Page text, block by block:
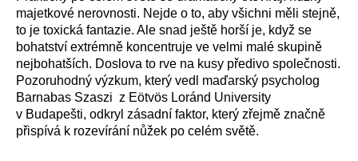
majetkové nerovnosti. Nejde o to, aby všichni měli stejně,
to je toxická fantazie. Ale snad ještě horší je, když se
bohatství extrémně koncentruje ve velmi malé skupině
nejbohatších. Doslova to rve na kusy předivo společnosti.
Pozoruhodný výzkum, který vedl maďarský psycholog
Barnabas Szaszi z Eötvös Loránd University
v Budapešti, odkryl zásadní faktor, který zřejmě značně
přispívá k rozevírání nůžek po celém světě.